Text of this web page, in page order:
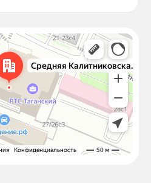
26/27с1 — Яндекс Карты